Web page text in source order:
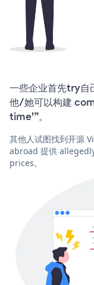
一些企业首先try
他/她可以构建
time'”。
其他人试图找到开源
abroad 提供
prices。